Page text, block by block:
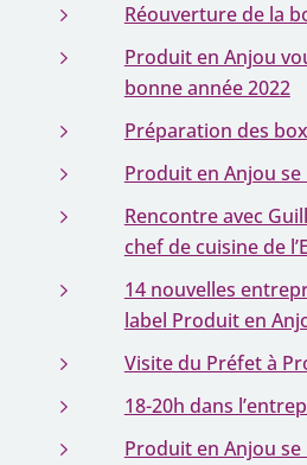
Réouverture de la
Produit en Anjou
bonne année 2022
Préparation des
Produit en Anjou
Rencontre avec
chef de cuisine de
14 nouvelles
label Produit en
Visite du Préfet à
18-20h dans
Produit en Anjou